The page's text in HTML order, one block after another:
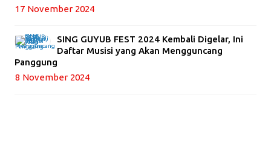
17 November 2024
SING GUYUB FEST 2024 Kembali Digelar, Ini
Daftar Musisi yang Akan Mengguncang
Panggung
8 November 2024